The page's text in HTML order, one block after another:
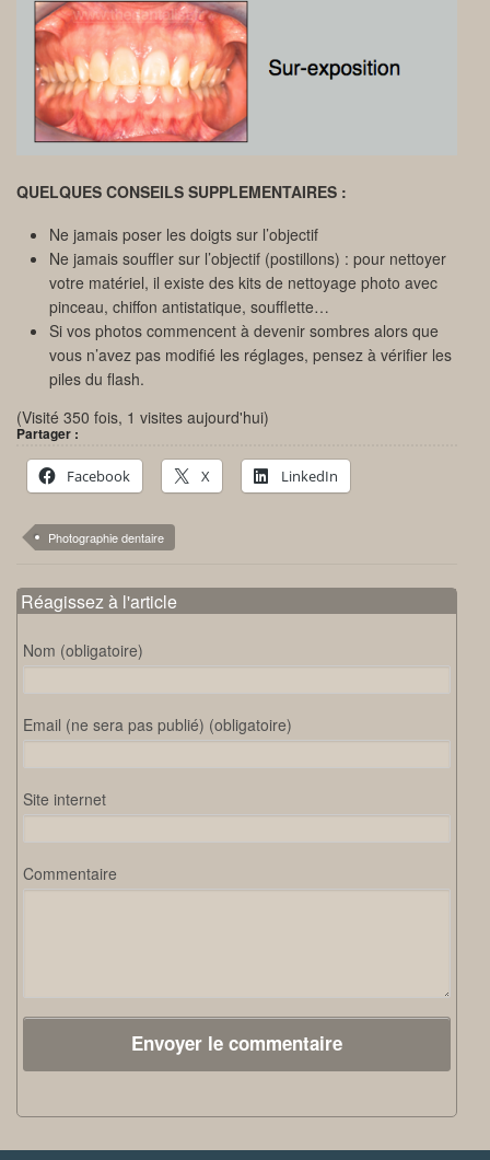
QUELQUES CONSEILS SUPPLEMENTAIRES :
Ne jamais poser les doigts sur l’objectif
Ne jamais souffler sur l’objectif (postillons) : pour nettoyer
votre matériel, il existe des kits de nettoyage photo avec
pinceau, chiffon antistatique, soufflette…
Si vos photos commencent à devenir sombres alors que
vous n’avez pas modifié les réglages, pensez à vérifier les
piles du flash.
(Visité 350 fois, 1 visites aujourd'hui)
Partager :
Facebook X LinkedIn
Photographie dentaire
Réagissez à l'article
Nom (obligatoire)
Email (ne sera pas publié) (obligatoire)
Site internet
Commentaire